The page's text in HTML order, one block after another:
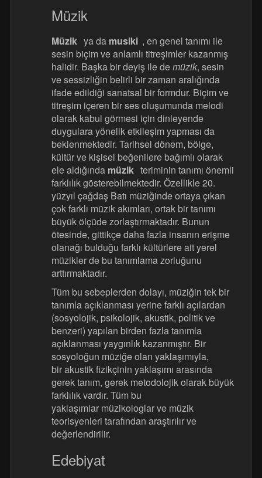
Müzik
Müzik ya da musiki , en genel tanımı ile
sesin biçim ve anlamlı titreşimler kazanmış
halidir. Başka bir deyiş ile demüzik, sesin
ve sessizliğin belirli bir zaman aralığında
ifade edildiği sanatsal bir formdur. Biçim ve
titreşim içeren bir ses oluşumunda melodi
olarak kabul görmesi için dinleyende
duygulara yönelik etkileşim yapması da
beklenmektedir. Tarihsel dönem, bölge,
kültür ve kişisel beğenilere bağımlı olarak
ele aldığında müzik teriminin tanımı önemli
farklılık gösterebilmektedir. Özellikle 20.
yüzyıl çağdaş Batı müziğinde ortaya çıkan
çok farklı müzik akımları, ortak bir tanımı
büyük ölçüde zorlaştırmaktadır. Bunun
ötesinde, gittikçe daha fazla insanın erişme
olanağı bulduğu farklı kültürlere ait yerel
müzikler de bu tanımlama zorluğunu
arttırmaktadır.
Tüm bu sebeplerden dolayı, müziğin tek bir
tanımla açıklanması yerine farklı açılardan
(sosyolojik, psikolojik, akustik, politik ve
benzeri) yapılan birden fazla tanımla
açıklanması yaygınlık kazanmıştır. Bir
sosyoloğun müziğe olan yaklaşımıyla,
bir akustik fizikçinin yaklaşımı arasında
gerek tanım, gerek metodolojik olarak büyük
farklılık vardır. Tüm bu
yaklaşımlar müzikologlar ve müzik
teorisyenleri tarafından araştırılır ve
değerlendirilir.
Edebiyat